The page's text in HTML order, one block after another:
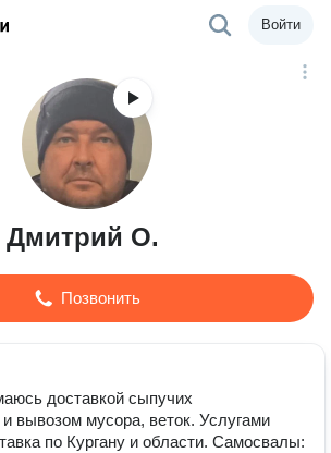
Войти
Дмитрий О.
Позвонить
доставкой сыпучих
вывозом мусора, веток. Услугами
по Кургану и области. Самосвалы: